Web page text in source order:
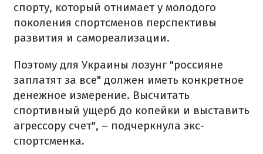
спорту, который отнимает у молодого
поколения спортсменов перспективы
развития и самореализации.
Поэтому для Украины лозунг "россияне
заплатят за все" должен иметь конкретное
денежное измерение. Высчитать
спортивный ущерб до копейки и выставить
агрессору счет", – подчеркнула экс-
спортсменка.